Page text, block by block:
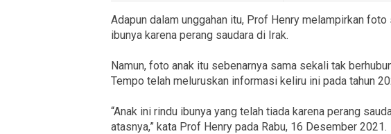
Adapun dalam unggahan itu, Prof Henry melampirkan
ibunya karena perang saudara di Irak.
Namun, foto anak itu sebenarnya sama sekali tak
Tempo telah meluruskan informasi keliru ini pada tahun
“Anak ini rindu ibunya yang telah tiada karena perang
atasnya,” kata Prof Henry pada Rabu, 16 Desember 2021.